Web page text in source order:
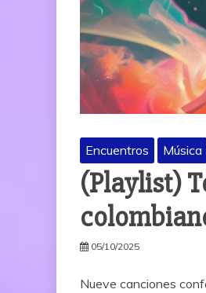
Encuentros Música
(Playlist)
05/10/2025
Nueve canciones